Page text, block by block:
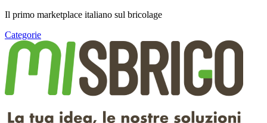
Il primo marketplace italiano sul bricolage
Categorie